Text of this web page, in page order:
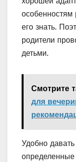
его знать.
родители
детьми.
Смотрите
для
Удобно
определенные